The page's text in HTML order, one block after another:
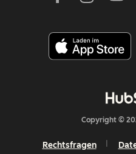
Copyright ©
Rechtsfragen